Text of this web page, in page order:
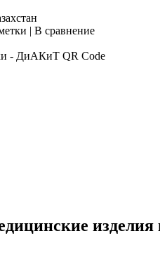
| В сравнение